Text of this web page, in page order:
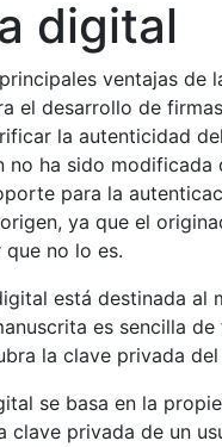
digital
ventajas
el desarrollo de
la autenticidad
no ha sido modificada
para la
ya que el
no lo es.
está destinada al
es sencilla
la clave privada
se basa en la
clave privada de un